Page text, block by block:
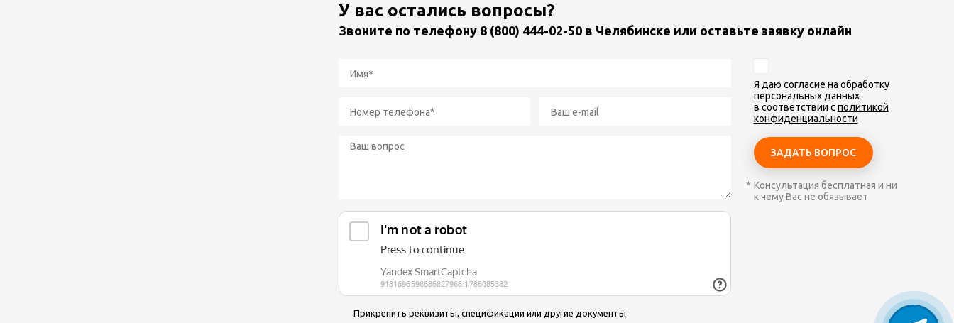
У вас остались вопросы?
Звоните по телефону 8 (800) 444-02-50 в Челябинске или оставьте заявку онлайн
Прикрепить реквизиты, спецификации или другие документы
Я даю согласие на обработку
персональных данных
в соответствии с политикой
конфиденциальности
Консультация бесплатная и ни
к чему Вас не обязывает